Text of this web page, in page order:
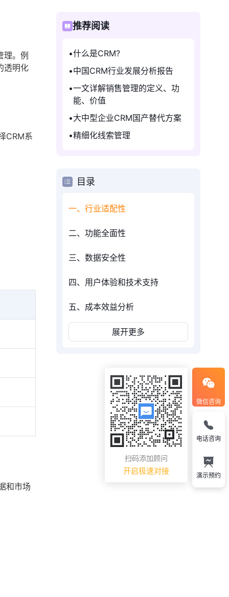
理。例
透明化
CRM系
和市场
推荐阅读
什么是CRM?
中国CRM行业发展分析报告
一文详解销售管理的定义、功
能、价值
大中型企业CRM国产替代方案
精细化线索管理
目录
一、行业适配性
二、功能全面性
三、数据安全性
四、用户体验和技术支持
五、成本效益分析
展开更多
微信咨询
扫码添加顾问
开启极速对接
电话咨询
演示预约